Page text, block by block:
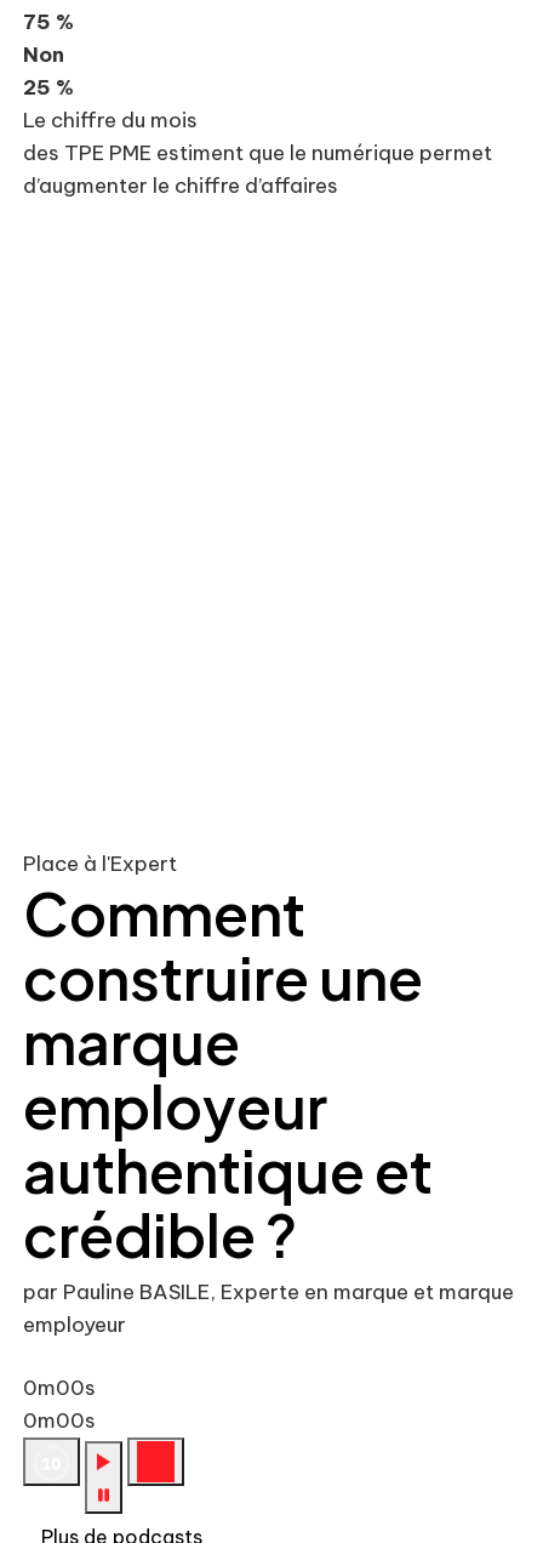
75 %
Non
25 %
Le chiffre du mois
des TPE PME estiment que le numérique permet
d’augmenter le chiffre d’affaires
Place à l'Expert
Comment
construire une
marque
employeur
authentique et
crédible ?
par Pauline BASILE, Experte en marque et marque
employeur
0m00s
0m00s
Plus de podcasts